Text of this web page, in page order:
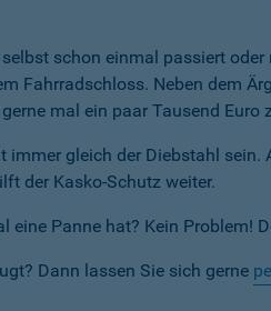
schon einmal passiert
Fahrradschloss. Neben dem
mal ein paar Tausend
immer gleich der Diebstahl sein.
der Kasko-Schutz weiter.
eine Panne hat? Kein Problem!
Dann lassen Sie sich gerne